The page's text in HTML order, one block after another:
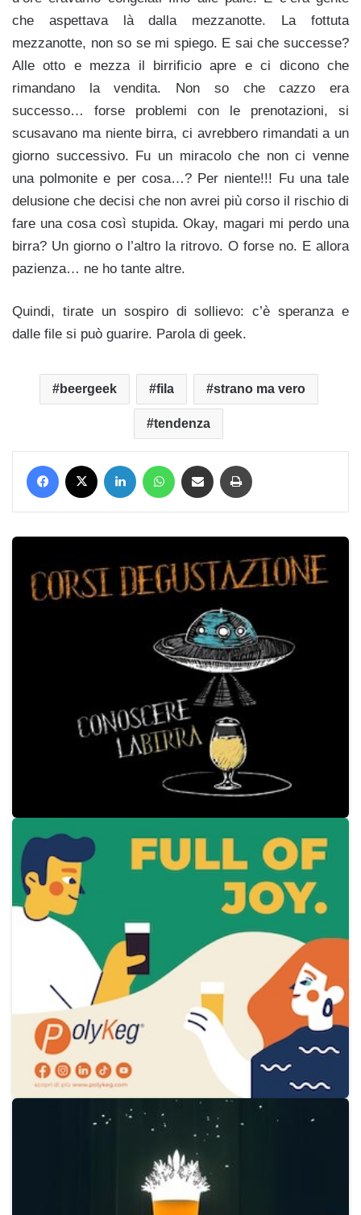
che aspettava là dalla mezzanotte. La fottuta
mezzanotte, non so se mi spiego. E sai che successe?
Alle otto e mezza il birrificio apre e ci dicono che
rimandano la vendita. Non so che cazzo era
successo… forse problemi con le prenotazioni, si
scusavano ma niente birra, ci avrebbero rimandati a un
giorno successivo. Fu un miracolo che non ci venne
una polmonite e per cosa…? Per niente!!! Fu una tale
delusione che decisi che non avrei più corso il rischio di
fare una cosa così stupida. Okay, magari mi perdo una
birra? Un giorno o l’altro la ritrovo. O forse no. E allora
pazienza… ne ho tante altre.
Quindi, tirate un sospiro di sollievo: c’è speranza e
dalle file si può guarire. Parola di geek.
beergeek fila strano ma vero
tendenza
Facebook LinkedIn WhatsApp Condividi via mail